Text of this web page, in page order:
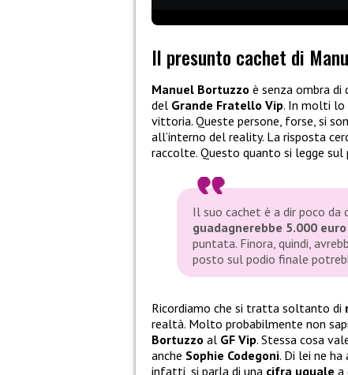
Il presunto cachet di
Manuel Bortuzzo è senza ombra di
del Grande Fratello Vip. In molti lo
vittoria. Queste persone, forse, si
all’interno del reality. La risposta
raccolte. Questo quanto si legge
Il suo cachet è a dir poco da
guadagnerebbe 5.000
puntata. Finora, quindi,
posto sul podio finale
Ricordiamo che si tratta soltanto di
realtà. Molto probabilmente non
Bortuzzo al GF Vip. Stessa cosa
anche Sophie Codegoni. Di lei ne
infatti, si parla di una cifra uguale a